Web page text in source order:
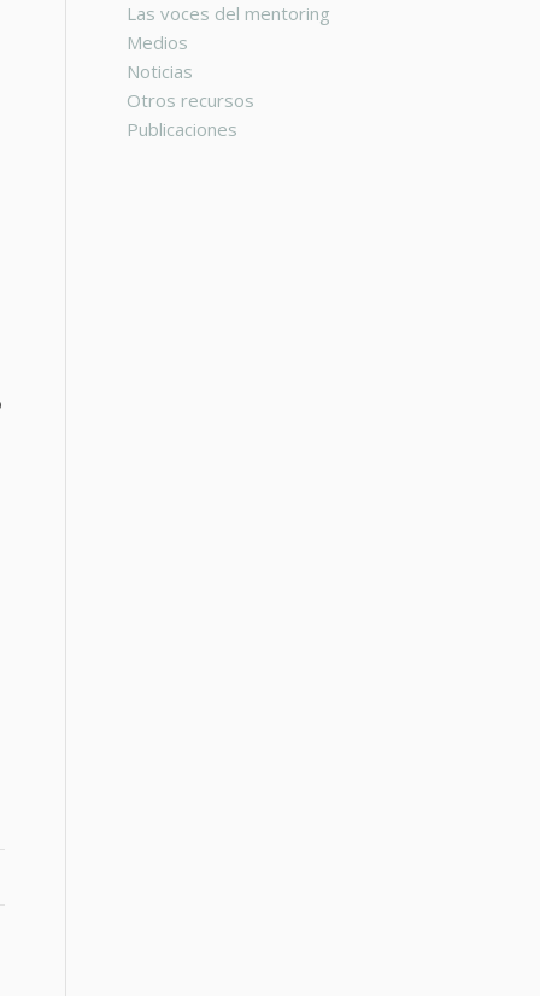
Las voces del mentoring
Medios
Noticias
Otros recursos
Publicaciones